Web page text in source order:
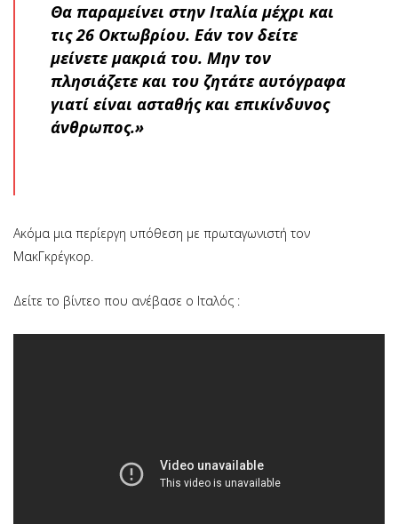
Θα παραμείνει στην Ιταλία μέχρι και
τις 26 Οκτωβρίου. Εάν τον δείτε
μείνετε μακριά του. Μην τον
πλησιάζετε και του ζητάτε αυτόγραφα
γιατί είναι ασταθής και επικίνδυνος
άνθρωπος.»
Ακόμα μια περίεργη υπόθεση με πρωταγωνιστή τον
ΜακΓκρέγκορ.
Δείτε το βίντεο που ανέβασε ο Ιταλός :